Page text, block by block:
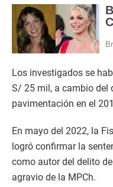
Los investigados se
S/ 25 mil, a cambio del
pavimentación en el
En mayo del 2022, la
logró confirmar la
como autor del delito
agravio de la MPCh.